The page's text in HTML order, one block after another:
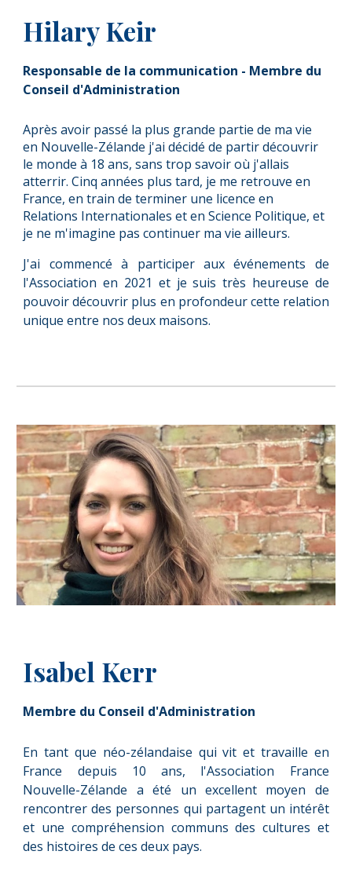
HilaryKeir
Responsable de la communication - Membre du
Conseil d'Administration
Après avoir passé la plus grande partie de ma vie
en Nouvelle-Zélande j'ai décidé de partir découvrir
le monde à 18 ans, sans trop savoir où j'allais
atterrir. Cinq années plus tard, je me retrouve en
France, en train de terminer une licence en
Relations Internationales et en Science Politique, et
je ne m'imagine pas continuer ma vie ailleurs.
J'ai commencé à participer aux événements de
l'Association en 2021 et je suis très heureuse de
pouvoir découvrir plus en profondeur cette relation
unique entre nos deux maisons.
Isabel Kerr
Membre du Conseil d'Administration
En tant que néo-zélandaise qui vit et travaille en
France depuis 10 ans, l'Association France
Nouvelle-Zélande a été un excellent moyen de
rencontrer des personnes qui partagent un intérêt
et une compréhension communs des cultures et
des histoires de ces deux pays.